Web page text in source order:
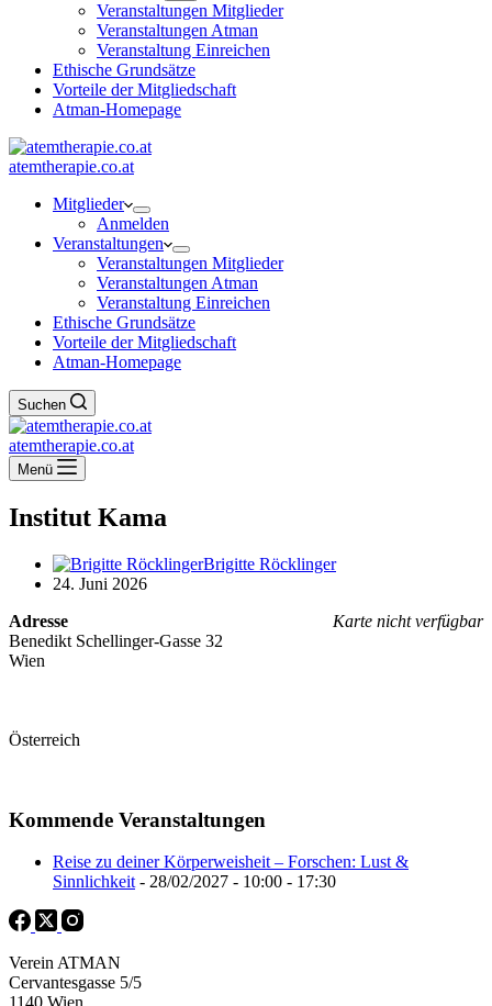
Veranstaltungen Mitglieder
Veranstaltungen Atman
Veranstaltung Einreichen
Ethische Grundsätze
Vorteile der Mitgliedschaft
Atman-Homepage
atemtherapie.co.at
Mitglieder
Anmelden
Veranstaltungen
Veranstaltungen Mitglieder
Veranstaltungen Atman
Veranstaltung Einreichen
Ethische Grundsätze
Vorteile der Mitgliedschaft
Atman-Homepage
Suchen
atemtherapie.co.at
Menü
Institut Kama
Brigitte Röcklinger
24. Juni 2026
Karte nicht verfügbar
Adresse
Benedikt Schellinger-Gasse 32
Wien
Österreich
Kommende Veranstaltungen
Reise zu deiner Körperweisheit – Forschen: Lust &
Sinnlichkeit - 28/02/2027 - 10:00 - 17:30
Verein ATMAN
Cervantesgasse 5/5